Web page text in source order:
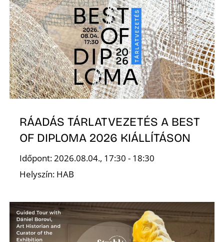
RÁADÁS TÁRLATVEZETÉS A BEST
OF DIPLOMA 2026 KIÁLLÍTÁSON
Időpont: 2026.08.04., 17:30 - 18:30
Helyszín: HAB